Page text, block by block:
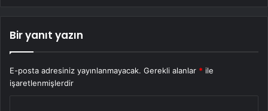
Bir yanıt yazın
E-posta adresiniz yayınlanmayacak. Gerekli alanlar * ile
işaretlenmişlerdir